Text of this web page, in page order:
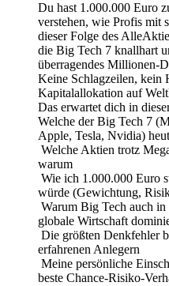
Du hast 1.000.000 Euro
verstehen, wie Profis mit
dieser Folge des
die Big Tech 7 knallhart
überragendes Millionen-
Keine Schlagzeilen, kein
Kapitalallokation auf
Das erwartet dich in
Welche der Big Tech 7
Apple, Tesla, Nvidia)
Welche Aktien trotz
warum
Wie ich 1.000.000 Euro
würde (Gewichtung,
Warum Big Tech auch in
globale Wirtschaft
Die größten Denkfehler
erfahrenen Anlegern
Meine persönliche
beste Chance-Risiko-